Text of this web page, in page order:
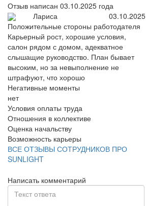
Отзыв написан 03.10.2025 года
Лариса
03.10.2025
Положительные стороны работодателя
Карьерный рост, хорошие условия,
салон рядом с домом, адекватное
слышащие руководство. План бывает
высоким, но за невыполнение не
штрафуют, что хорошо
Негативные моменты
нет
Условия оплаты труда
Отношения в коллективе
Оценка начальству
Возможность карьеры
ВСЕ ОТЗЫВЫ СОТРУДНИКОВ ПРО
SUNLIGHT
Написать комментарий